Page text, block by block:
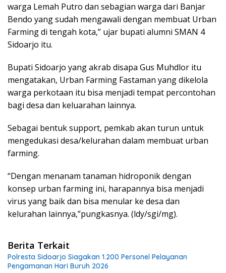
warga Lemah Putro dan sebagian warga dari Banjar
Bendo yang sudah mengawali dengan membuat Urban
Farming di tengah kota,” ujar bupati alumni SMAN 4
Sidoarjo itu.
Bupati Sidoarjo yang akrab disapa Gus Muhdlor itu
mengatakan, Urban Farming Fastaman yang dikelola
warga perkotaan itu bisa menjadi tempat percontohan
bagi desa dan keluarahan lainnya.
Sebagai bentuk support, pemkab akan turun untuk
mengedukasi desa/kelurahan dalam membuat urban
farming.
“Dengan menanam tanaman hidroponik dengan
konsep urban farming ini, harapannya bisa menjadi
virus yang baik dan bisa menular ke desa dan
kelurahan lainnya,”pungkasnya. (ldy/sgi/mg).
Berita Terkait
Polresta Sidoarjo Siagakan 1.200 Personel Pelayanan
Pengamanan Hari Buruh 2026